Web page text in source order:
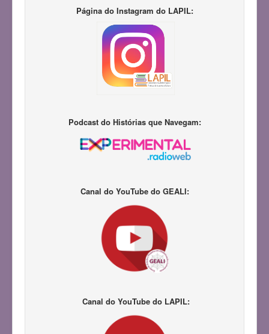
Página do Instagram do LAPIL:
Podcast do Histórias que Navegam:
Canal do YouTube do GEALI:
Canal do YouTube do LAPIL: